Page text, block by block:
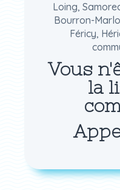
Loing,
Bourron-
Féricy,
Vous
la